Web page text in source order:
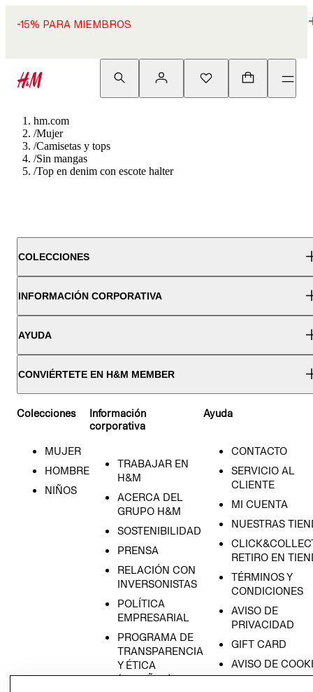
-15% PARA MIEMBROS
hm.com
/Mujer
/Camisetas y tops
/Sin mangas
/Top en denim con escote halter
COLECCIONES
INFORMACIÓN CORPORATIVA
AYUDA
CONVIÉRTETE EN H&M MEMBER
Colecciones
MUJER
HOMBRE
NIÑOS
Información
corporativa
TRABAJAR EN
H&M
ACERCA DEL
GRUPO H&M
SOSTENIBILIDAD
PRENSA
RELACIÓN CON
INVERSONISTAS
POLÍTICA
EMPRESARIAL
PROGRAMA DE
TRANSPARENCIA
Y ÉTICA
(ESPAÑOL)
Ayuda
CONTACTO
SERVICIO AL
CLIENTE
MI CUENTA
NUESTRAS
RETIRO EN
TÉRMINOS Y
CONDICIONES
AVISO DE
PRIVACIDAD
GIFT CARD
AVISO DE